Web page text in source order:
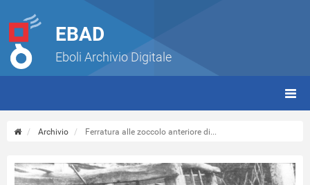
EBAD
Eboli Archivio Digitale
Archivio Ferratura alle zoccolo anteriore di...